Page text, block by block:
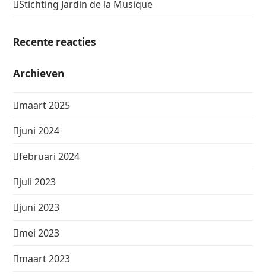
Stichting Jardin de la Musique
Recente reacties
Archieven
maart 2025
juni 2024
februari 2024
juli 2023
juni 2023
mei 2023
maart 2023